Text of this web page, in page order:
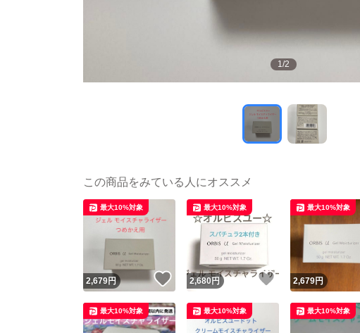
1/2
この商品をみている人にオススメ
2,679円 いいね！
最大10%対象
2,680 円 いいね！
最大10%対象
2,679円
最大10%対象
最大10%対象 最大10%対象 最大10%対象